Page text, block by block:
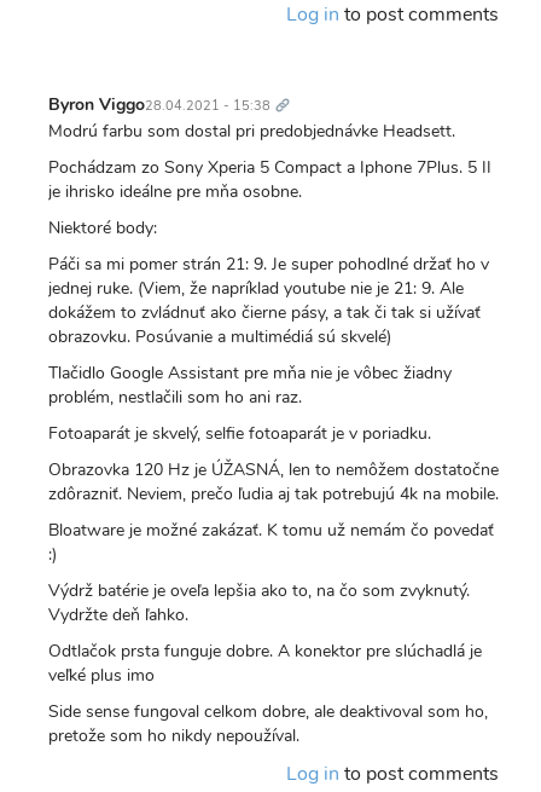
tam
chyba
citacka…
by
viperman
Log in to post comments
Byron Viggo28.04.2021 - 15:38 odkaz
Modrú farbu som dostal pri predobjednávke Headsett.
Pochádzam zo Sony Xperia 5 Compact a Iphone 7Plus. 5 II
je ihrisko ideálne pre mňa osobne.
Niektoré body:
Páči sa mi pomer strán 21: 9. Je super pohodlné držať ho v
jednej ruke. (Viem, že napríklad youtube nie je 21: 9. Ale
dokážem to zvládnuť ako čierne pásy, a tak či tak si užívať
obrazovku. Posúvanie a multimédiá sú skvelé)
Tlačidlo Google Assistant pre mňa nie je vôbec žiadny
problém, nestlačili som ho ani raz.
Fotoaparát je skvelý, selfie fotoaparát je v poriadku.
Obrazovka 120 Hz je ÚŽASNÁ, len to nemôžem dostatočne
zdôrazniť. Neviem, prečo ľudia aj tak potrebujú 4k na mobile.
Bloatware je možné zakázať. K tomu už nemám čo povedať
:)
Výdrž batérie je oveľa lepšia ako to, na čo som zvyknutý.
Vydržte deň ľahko.
Odtlačok prsta funguje dobre. A konektor pre slúchadlá je
veľké plus imo
Side sense fungoval celkom dobre, ale deaktivoval som ho,
pretože som ho nikdy nepoužíval.
Log in to post comments